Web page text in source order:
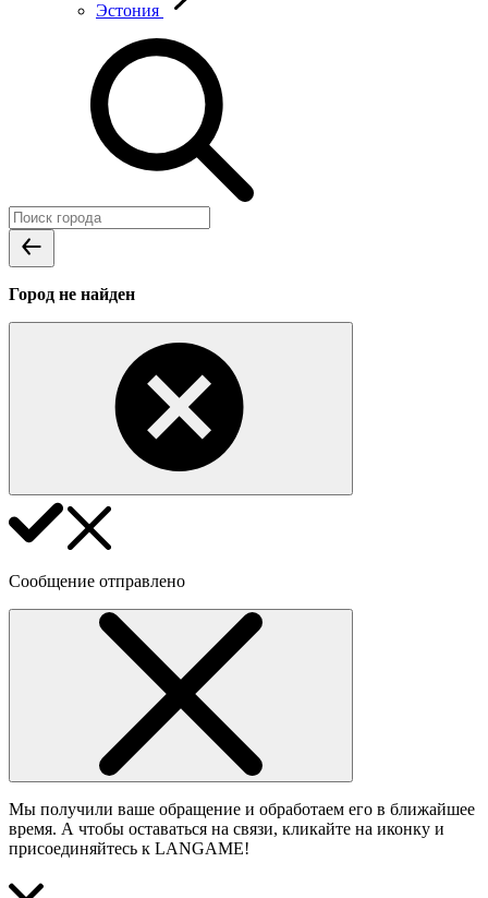
Эстония
Город не найден
Сообщение отправлено
Мы получили ваше обращение и обработаем его в ближайшее
время. А чтобы оставаться на связи, кликайте на иконку и
присоединяйтесь к LANGAME!